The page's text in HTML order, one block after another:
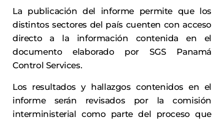
La publicación del informe permite que los
distintos sectores del país cuenten con acceso
directo a la información contenida en el
documento elaborado por SGS Panamá
Control Services.
Los resultados y hallazgos contenidos en el
informe serán revisados por la comisión
interministerial como parte del proceso que